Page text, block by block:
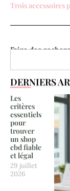
Faire des
DERNIERS
Les
critères
essentiels
pour
trouver
un shop
cbd fiable
et légal
29 juillet
2026